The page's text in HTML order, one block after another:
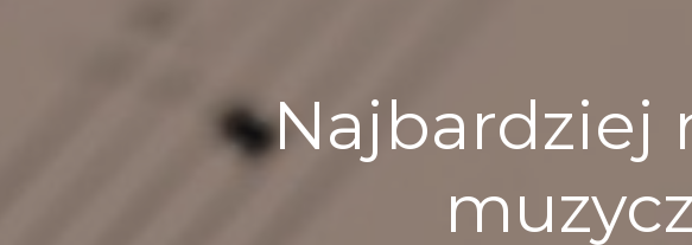
Najbardziej